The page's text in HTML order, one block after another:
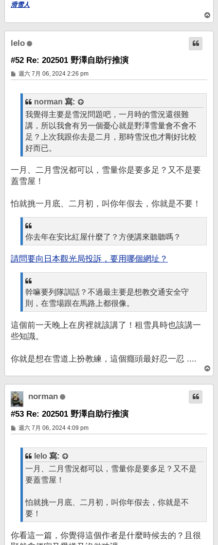
滑雪人
頂
端
lelo
#52 Re: 202501 野澤自助行推演
文
章
週六 7月 06, 2024 2:26 pm
norman 寫:
我覺得主要是雪況問題吧，一月時的雪況還很難
講，所以我會有另一個憂心就是野澤雪量會不會不
足？上次我跟你去是二月，那時雪況也才剛好比較
好而已。
一月、二月雪況都可以，雪量你是要多足？又不是要
蓋雪屋！
怕就挑一月底、二月初，叫你年假去，你就是不要！
你去年在安比紅屋什麼了？方便講來聽聽嗎？
請問要向日本觀光局投訴，要用哪個網址？
幹嘛要列隊訓話？不過最主要是想教交通安全守
則，在雪場跟在馬路上都很像。
這個前一天晚上在房裡就該講了！租雪具時也該講一
些知識。
你就是想在雪道上扮教練，這個癮頭最好忍一忍 ....
頂
端
norman
#53 Re: 202501 野澤自助行推演
文
章
週六 7月 06, 2024 4:09 pm
lelo 寫:
一月、二月雪況都可以，雪量你是要多足？又不是
要蓋雪屋！
怕就挑一月底、二月初，叫你年假去，你就是不
要！
你看這一篇，你覺得這個作者是什麼時候去的？且很